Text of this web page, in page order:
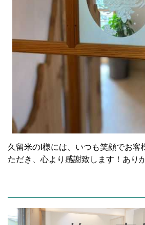
久留米のI様には、いつも笑顔でお客
ただき、心より感謝致します！あり